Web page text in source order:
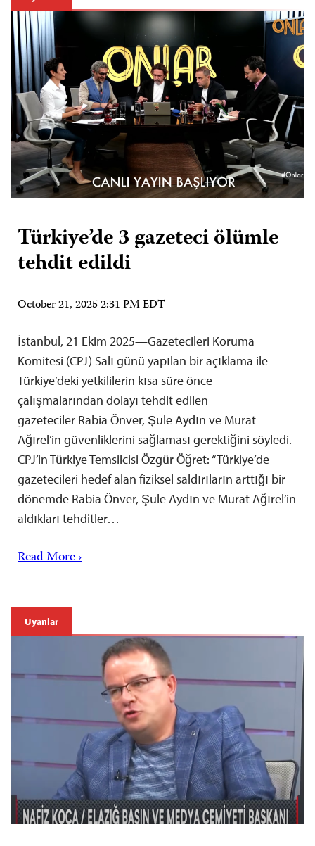
Türkiye’de 3 gazeteci ölümle
tehdit edildi
October 21, 2025 2:31 PM EDT
İstanbul, 21 Ekim 2025—Gazetecileri Koruma
Komitesi (CPJ) Salı günü yapılan bir açıklama ile
Türkiye’deki yetkililerin kısa süre önce
çalışmalarından dolayı tehdit edilen
gazeteciler Rabia Önver, Şule Aydın ve Murat
Ağırel’in güvenliklerini sağlaması gerektiğini söyledi.
CPJ’in Türkiye Temsilcisi Özgür Öğret: “Türkiye’de
gazetecileri hedef alan fiziksel saldırıların arttığı bir
dönemde Rabia Önver, Şule Aydın ve Murat Ağırel’in
aldıkları tehditler…
Read More ›
Uyarılar